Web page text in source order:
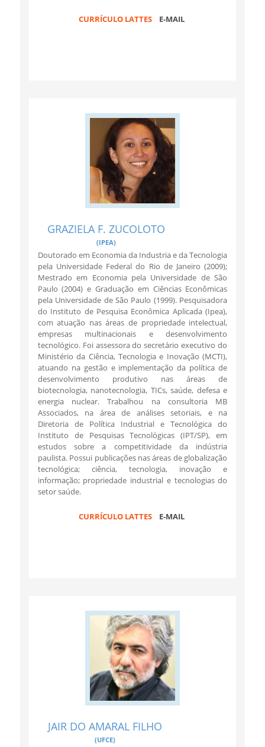
CURRÍCULO LATTESE-MAIL
GRAZIELA F. ZUCOLOTO
(IPEA)
Doutorado em Economia da Industria e da Tecnologia
pela Universidade Federal do Rio de Janeiro (2009);
Mestrado em Economia pela Universidade de São
Paulo (2004) e Graduação em Ciências Econômicas
pela Universidade de São Paulo (1999). Pesquisadora
do Instituto de Pesquisa Econômica Aplicada (Ipea),
com atuação nas áreas de propriedade intelectual,
empresas multinacionais e desenvolvimento
tecnológico. Foi assessora do secretário executivo do
Ministério da Ciência, Tecnologia e Inovação (MCTI),
atuando na gestão e implementação da política de
desenvolvimento produtivo nas áreas de
biotecnologia, nanotecnologia, TICs, saúde, defesa e
energia nuclear. Trabalhou na consultoria MB
Associados, na área de análises setoriais, e na
Diretoria de Política Industrial e Tecnológica do
Instituto de Pesquisas Tecnológicas (IPT/SP), em
estudos sobre a competitividade da indústria
paulista. Possui publicações nas áreas de globalização
tecnológica; ciência, tecnologia, inovação e
informação; propriedade industrial e tecnologias do
setor saúde.
CURRÍCULO LATTESE-MAIL
JAIR DO AMARAL FILHO
(UFCE)